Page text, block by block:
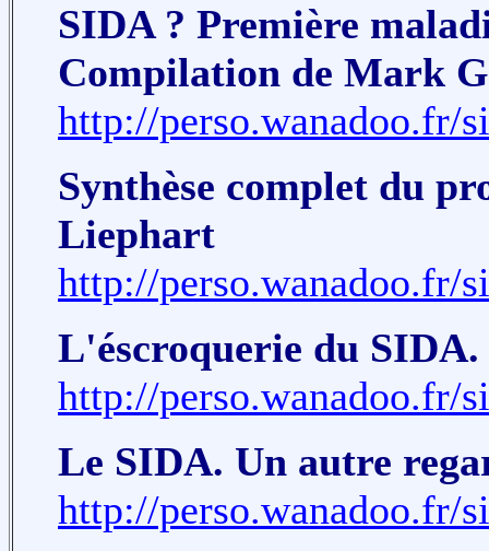
SIDA ? Première
Compilation de Mark
http://perso.wanadoo.fr/
Synthèse complet du
Liephart
http://perso.wanadoo.fr/
L'éscroquerie du
http://perso.wanadoo.fr/
Le SIDA. Un autre
http://perso.wanadoo.fr/